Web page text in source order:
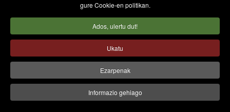
gure Cookie-en politikan.
Ados, ulertu dut!
Ukatu
Ezarpenak
Informazio gehiago
Lege oharra
Pribatutasun politika
Cookien politika
Informaziorako Barne Sistema